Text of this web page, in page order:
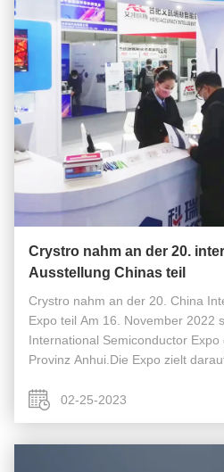
Crystro nahm an der 20.
Ausstellung Chinas teil
Crystro nahm an der 20. China
Expo teil Am 16. November 2022
International Semiconductor Expo
Provinz Anhui.Die Expo zielt
integrierten Schaltkreis...
02-25-2023